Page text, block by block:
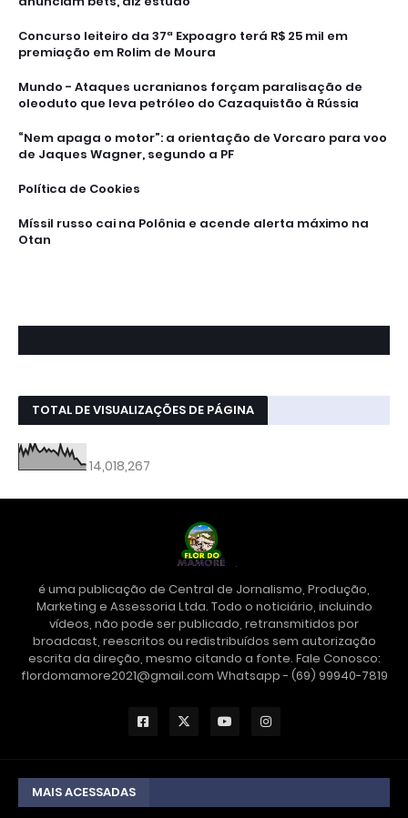
Concurso leiteiro da 37ª Expoagro terá R$ 25 mil em
premiação em Rolim de Moura
Mundo - Ataques ucranianos forçam paralisação de
oleoduto que leva petróleo do Cazaquistão à Rússia
“Nem apaga o motor”: a orientação de Vorcaro para voo
de Jaques Wagner, segundo a PF
Política de Cookies
Míssil russo cai na Polônia e acende alerta máximo na
Otan
TOTAL DE VISUALIZAÇÕES DE PÁGINA
14,018,267
é uma publicação de Central de Jornalismo, Produção,
Marketing e Assessoria Ltda. Todo o noticiário, incluindo
vídeos, não pode ser publicado, retransmitidos por
broadcast, reescritos ou redistribuídos sem autorização
escrita da direção, mesmo citando a fonte. Fale Conosco:
flordomamore2021@gmail.com Whatsapp - (69) 99940-7819
MAIS ACESSADAS